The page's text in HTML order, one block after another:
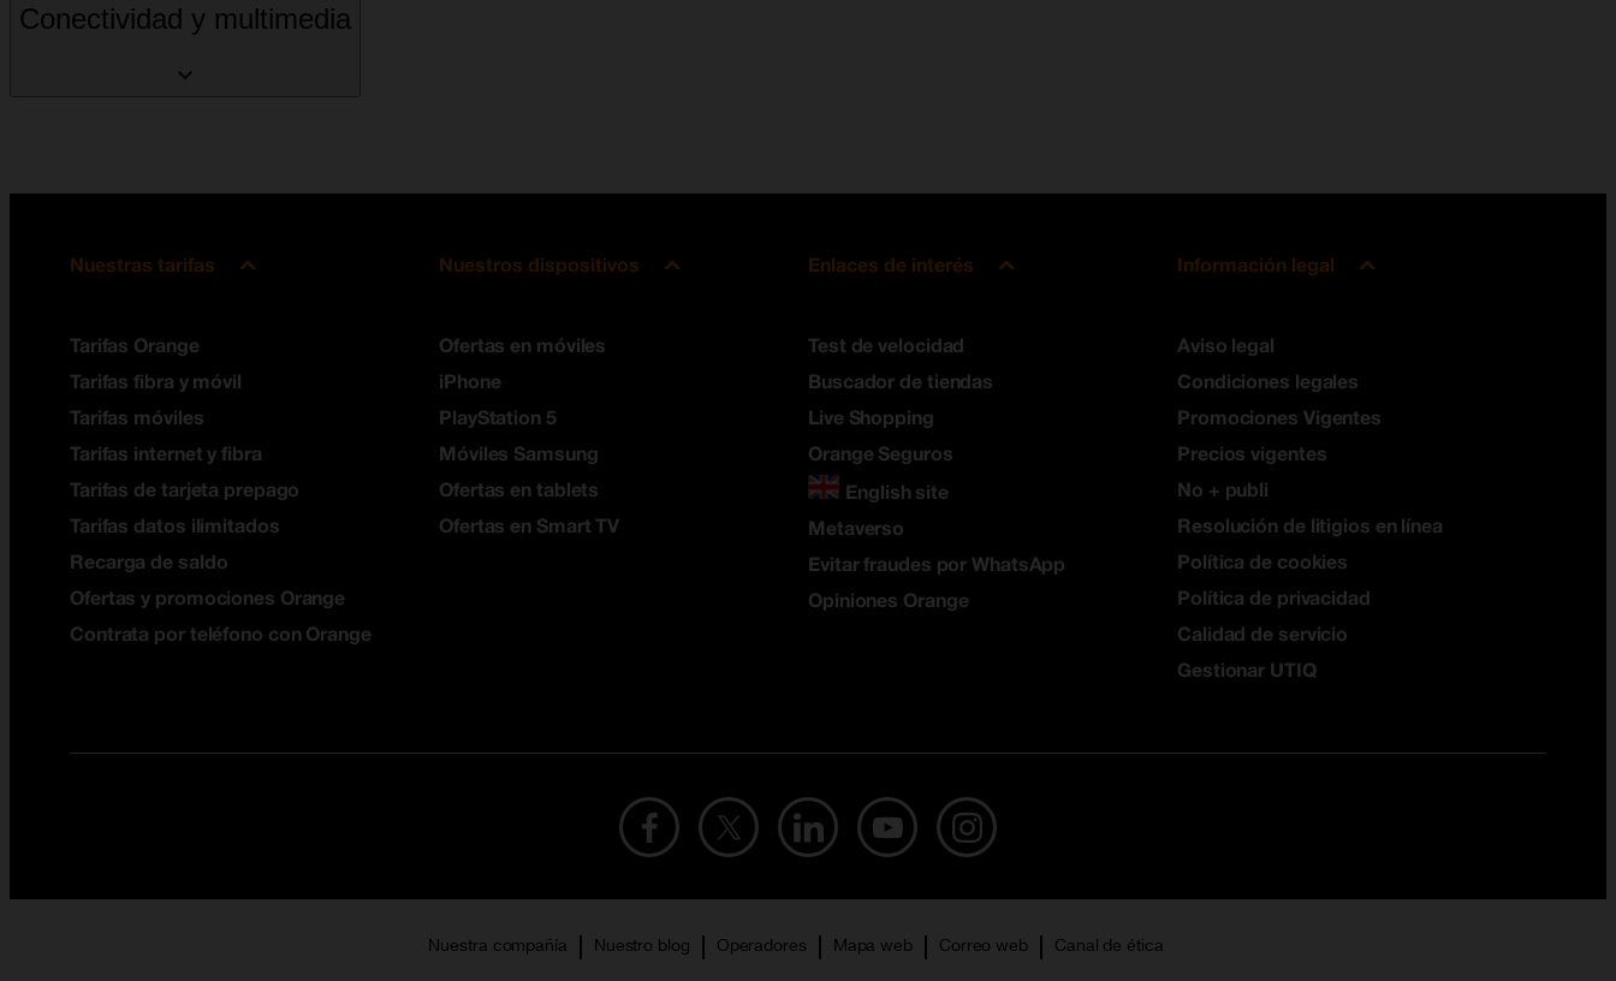
Conectividad y multimedia
Nuestras tarifas
Tarifas Orange
Tarifas fibra y móvil
Tarifas móviles
Tarifas internet y fibra
Tarifas de tarjeta prepago
Tarifas datos ilimitados
Recarga de saldo
Ofertas y promociones Orange
Contrata por teléfono con Orange
Nuestros dispositivos
Ofertas en móviles
iPhone
PlayStation 5
Móviles Samsung
Ofertas en tablets
Ofertas en Smart TV
Enlaces de interés
Test de velocidad
Buscador de tiendas
Live Shopping
Orange Seguros
English site
Metaverso
Evitar fraudes por WhatsApp
Opiniones Orange
Información legal
Aviso legal
Condiciones legales
Promociones Vigentes
Precios vigentes
No + publi
Resolución de litigios en línea
Política de cookies
Política de privacidad
Calidad de servicio
Gestionar UTIQ
Nuestra compañía Nuestro blog Operadores Mapa web Correo web Canal de ética